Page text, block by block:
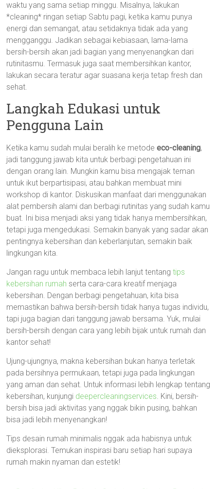
waktu yang sama setiap minggu. Misalnya, lakukan
*cleaning* ringan setiap Sabtu pagi, ketika kamu punya
energi dan semangat, atau setidaknya tidak ada yang
mengganggu. Jadikan sebagai kebiasaan, lama-lama
bersih-bersih akan jadi bagian yang menyenangkan dari
rutinitasmu. Termasuk juga saat membersihkan kantor,
lakukan secara teratur agar suasana kerja tetap fresh dan
sehat.
Langkah Edukasi untuk
Pengguna Lain
Ketika kamu sudah mulai beralih ke metodeeco-cleaning,
jadi tanggung jawab kita untuk berbagi pengetahuan ini
dengan orang lain. Mungkin kamu bisa mengajak teman
untuk ikut berpartisipasi, atau bahkan membuat mini
workshop di kantor. Diskusikan manfaat dari menggunakan
alat pembersih alami dan berbagi rutinitas yang sudah kamu
buat. Ini bisa menjadi aksi yang tidak hanya membersihkan,
tetapi juga mengedukasi. Semakin banyak yang sadar akan
pentingnya kebersihan dan keberlanjutan, semakin baik
lingkungan kita.
Jangan ragu untuk membaca lebih lanjut tentangtips
kebersihan rumah serta cara-cara kreatif menjaga
kebersihan. Dengan berbagi pengetahuan, kita bisa
memastikan bahwa bersih-bersih tidak hanya tugas individu,
tapi juga bagian dari tanggung jawab bersama. Yuk, mulai
bersih-bersih dengan cara yang lebih bijak untuk rumah dan
kantor sehat!
Ujung-ujungnya, makna kebersihan bukan hanya terletak
pada bersihnya permukaan, tetapi juga pada lingkungan
yang aman dan sehat. Untuk informasi lebih lengkap tentang
kebersihan, kunjungi deepercleaningservices. Kini, bersih-
bersih bisa jadi aktivitas yang nggak bikin pusing, bahkan
bisa jadi lebih menyenangkan!
Tips desain rumah minimalis nggak ada habisnya untuk
dieksplorasi. Temukan inspirasi baru setiap hari supaya
rumah makin nyaman dan estetik!